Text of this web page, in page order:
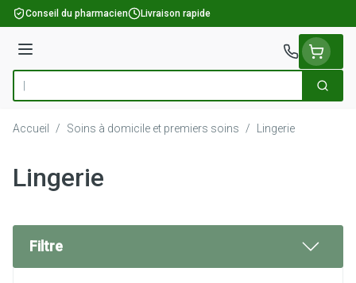
Aller au contenu
Conseil du pharmacien Livraison rapide
Menu
Rechercher
Accueil / Soins à domicile et premiers soins / Lingerie
Lingerie
Filtre